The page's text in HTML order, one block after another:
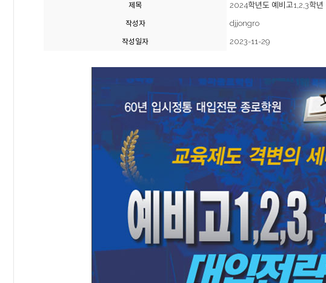
제목 2024학년도 예비고1,2,3학년
작성자 djjongro
작성일자 2023-11-29